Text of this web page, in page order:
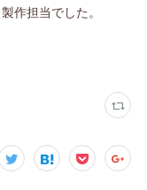
作担当でした。